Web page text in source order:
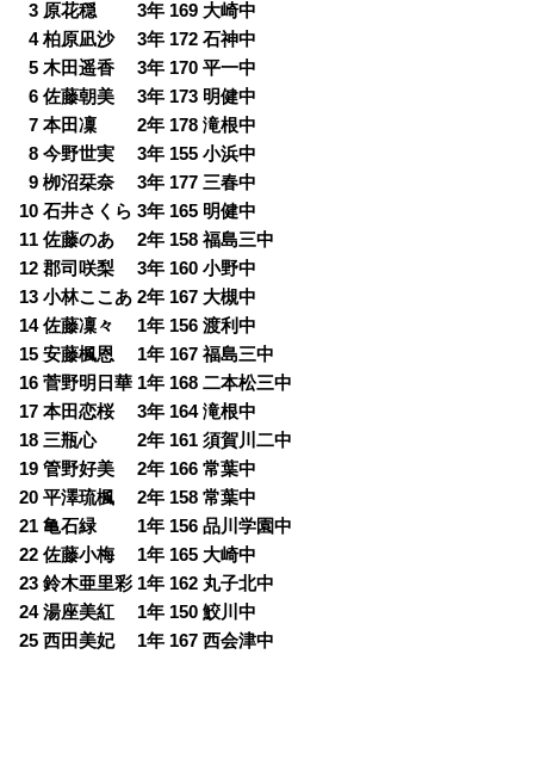
03 原花穏 3年 169 大崎中
04 柏原凪沙 3年 172 石神中
05 木田遥香 3年 170 平一中
06 佐藤朝美 3年 173 明健中
07 本田凜 2年 178 滝根中
08 今野世実 3年 155 小浜中
09 栁沼栞奈 3年 177 三春中
10 石井さくら 3年 165 明健中
11 佐藤のあ 2年 158 福島三中
12 郡司咲梨 3年 160 小野中
13 小林ここあ 2年 167 大槻中
14 佐藤凜々 1年 156 渡利中
15 安藤楓恩 1年 167 福島三中
16 菅野明日華 1年 168 二本松三中
17 本田恋桜 3年 164 滝根中
18 三瓶心 2年 161 須賀川二中
19 管野好美 2年 166 常葉中
20 平澤琉楓 2年 158 常葉中
21 亀石緑 1年 156 品川学園中
22 佐藤小梅 1年 165 大崎中
23 鈴木亜里彩 1年 162 丸子北中
24 湯座美紅 1年 150 鮫川中
25 西田美妃 1年 167 西会津中